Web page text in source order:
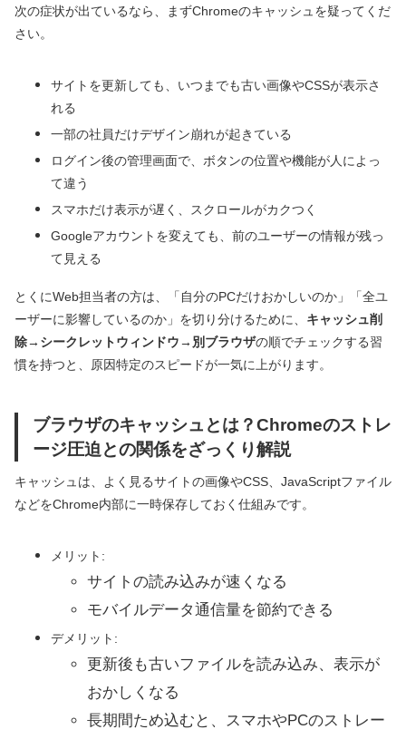
次の症状が出ているなら、まずChromeのキャッシュを疑ってくだ
さい。
サイトを更新しても、いつまでも古い画像やCSSが表示さ
れる
一部の社員だけデザイン崩れが起きている
ログイン後の管理画面で、ボタンの位置や機能が人によっ
て違う
スマホだけ表示が遅く、スクロールがカクつく
Googleアカウントを変えても、前のユーザーの情報が残っ
て見える
とくにWeb担当者の方は、「自分のPCだけおかしいのか」「全ユ
ーザーに影響しているのか」を切り分けるために、 キャッシュ削
除→シークレットウィンドウ→別ブラウザの順でチェックする習
慣を持つと、原因特定のスピードが一気に上がります。
ブラウザのキャッシュとは？Chromeのストレ
ージ圧迫との関係をざっくり解説
キャッシュは、よく見るサイトの画像やCSS、JavaScriptファイル
などをChrome内部に一時保存しておく仕組みです。
メリット:
サイトの読み込みが速くなる
モバイルデータ通信量を節約できる
デメリット:
更新後も古いファイルを読み込み、表示が
おかしくなる
長期間ため込むと、スマホやPCのストレー